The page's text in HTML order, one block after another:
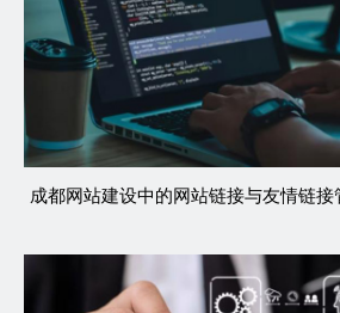
成都网站建设中的网站链接与友情链接